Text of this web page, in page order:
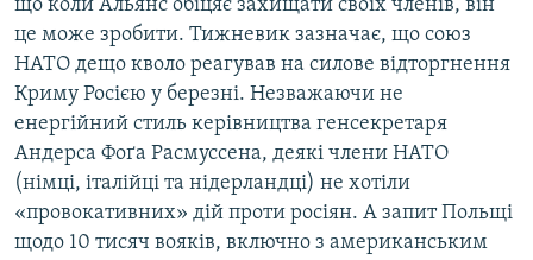
що коли Альянс обіцяє захищати своїх членів, він
це може зробити. Тижневик зазначає, що союз
НАТО дещо кволо реагував на силове відторгнення
Криму Росією у березні. Незважаючи не
енергійний стиль керівництва генсекретаря
Андерса Фоґа Расмуссена, деякі члени НАТО
(німці, італійці та нідерландці) не хотіли
«провокативних» дій проти росіян. А запит Польщі
щодо 10 тисяч вояків, включно з американським